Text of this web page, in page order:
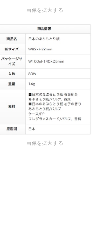
画像を拡大する
画像を拡大する